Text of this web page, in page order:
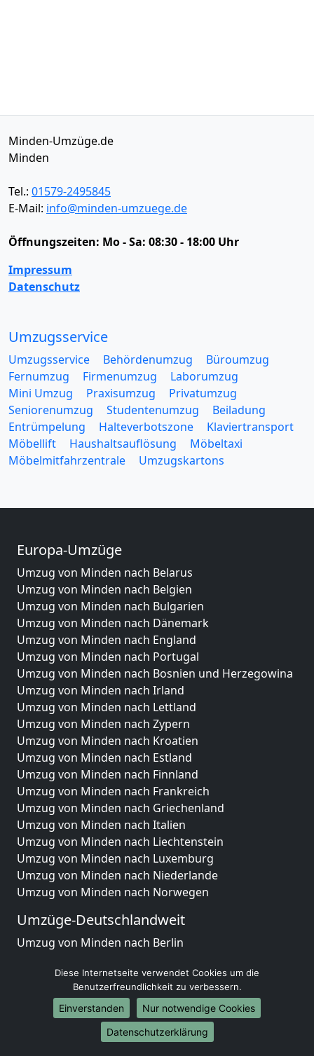
Minden-Umzüge.de
Minden
Tel.: 01579-2495845
E-Mail: info@minden-umzuege.de
Öffnungszeiten: Mo - Sa: 08:30 - 18:00 Uhr
Impressum
Datenschutz
Umzugsservice
Umzugsservice Behördenumzug
Büroumzug
Fernumzug
Firmenumzug
Laborumzug
Mini Umzug
Praxisumzug
Privatumzug
Seniorenumzug
Studentenumzug
Beiladung
Entrümpelung
Halteverbotszone
Klaviertransport
Möbellift
Haushaltsauflösung
Möbeltaxi
Möbelmitfahrzentrale
Umzugskartons
Europa-Umzüge
Umzug von Minden nach Belarus
Umzug von Minden nach Belgien
Umzug von Minden nach Bulgarien
Umzug von Minden nach Dänemark
Umzug von Minden nach England
Umzug von Minden nach Portugal
Umzug von Minden nach Bosnien und Herzegowina
Umzug von Minden nach Irland
Umzug von Minden nach Lettland
Umzug von Minden nach Zypern
Umzug von Minden nach Kroatien
Umzug von Minden nach Estland
Umzug von Minden nach Finnland
Umzug von Minden nach Frankreich
Umzug von Minden nach Griechenland
Umzug von Minden nach Italien
Umzug von Minden nach Liechtenstein
Umzug von Minden nach Luxemburg
Umzug von Minden nach Niederlande
Umzug von Minden nach Norwegen
Umzüge-Deutschlandweit
Umzug von Minden nach Berlin
Umzug von Minden nach München
Umzug von Minden nach Köln
Umzug von Minden nach Frankfurt am Main
Umzug von Minden nach Stuttgart
Umzug von Minden nach Düsseldorf
Diese Internetseite verwendet Cookies um die
Benutzerfreundlichkeit zu verbessern.
Einverstanden
Nur notwendige Cookies
Datenschutzerklärung